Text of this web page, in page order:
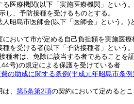
る医療機関(以下「実施医療機関」という
し、予防接種を受けるものとする。
人昭島市医師会(以下「医師会」という。)
おいて市が定める自己負担額を実施医療
種を受ける者(以下「予防接種者」という
種者は、免除に該当する者であることを
号)の規定による保護を受けている者
の助成に関する条例(平成元年昭島市条
、 第5条第2項の契約において定めると